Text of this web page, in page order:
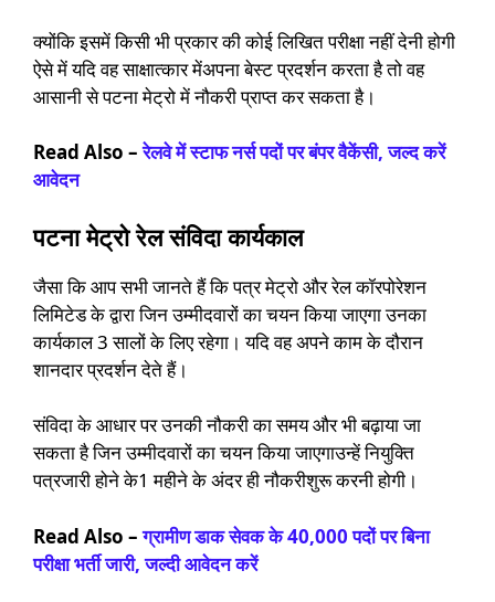
क्योंकि इसमें किसी भी प्रकार की कोई लिखित परीक्षा नहीं देनी होगी
ऐसे में यदि वह साक्षात्कार मेंअपना बेस्ट प्रदर्शन करता है तो वह
आसानी से पटना मेट्रो में नौकरी प्राप्त कर सकता है।
Read Also –रेलवे में स्टाफ नर्स पदों पर बंपर वैकेंसी, जल्द करें
आवेदन
पटना मेट्रो रेल संविदा कार्यकाल
जैसा कि आप सभी जानते हैं कि पत्र मेट्रो और रेल कॉरपोरेशन
लिमिटेड के द्वारा जिन उम्मीदवारों का चयन किया जाएगा उनका
कार्यकाल 3 सालों के लिए रहेगा। यदि वह अपने काम के दौरान
शानदार प्रदर्शन देते हैं।
संविदा के आधार पर उनकी नौकरी का समय और भी बढ़ाया जा
सकता है जिन उम्मीदवारों का चयन किया जाएगाउन्हें नियुक्ति
पत्रजारी होने के1 महीने के अंदर ही नौकरीशुरू करनी होगी।
Read Also –ग्रामीण डाक सेवक के 40,000 पदों पर बिना
परीक्षा भर्ती जारी, जल्दी आवेदन करें